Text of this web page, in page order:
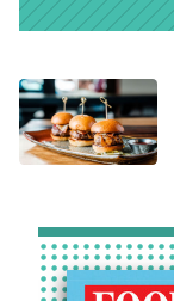
News